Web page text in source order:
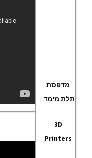
מדפסת
תלת מימד
3D
Printers